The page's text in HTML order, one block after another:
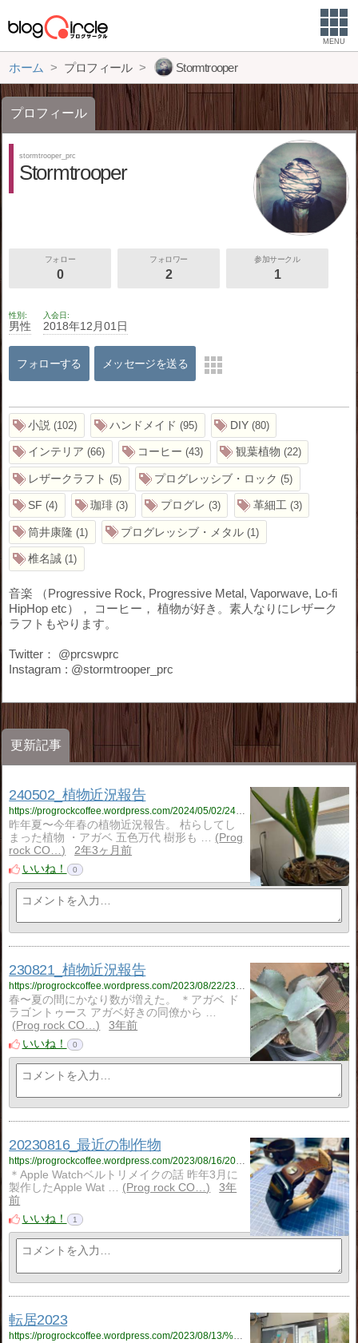
MENU
ホーム プロフィール Stormtrooper
プロフィール
stormtrooper_prc
Stormtrooper
フォロー
0
フォロワー
2
参加サークル
1
性別
男性
入会日
2018年12月01日
フォローする メッセージを送る
小説 102 ハンドメイド 95 DIY 80
インテリア 66 コーヒー 43 観葉植物 22
レザークラフト 5 プログレッシブ・ロック 5
SF 4 珈琲 3 プログレ 3 革細工 3
筒井康隆 1 プログレッシブ・メタル 1
椎名誠 1
音楽 （Progressive Rock, Progressive Metal, Vaporwave, Lo-fi
HipHop etc）， コーヒー， 植物が好き。素人なりにレザーク
ラフトもやります。
Twitter： @prcswprc
Instagram : @stormtrooper_prc
更新記事
240502_植物近況報告
https://progrockcoffee.wordpress.com/2024/05/02/240502_%e6%a4%8d%e7%89%a9%e8%bf%91%e6%b3%81%e5%a0%b1%e5%91%8a/
昨年夏〜今年春の植物近況報告。 枯らしてし
まった植物 ・アガベ 五色万代 樹形も …
Prog
rock CO…
2年3ヶ月前
いいね！
0
230821_植物近況報告
https://progrockcoffee.wordpress.com/2023/08/22/230821_%e6%a4%8d%e7%89%a9%e8%bf%91%e6%b3%81%e5%a0%b1%e5%91%8a/
春〜夏の間にかなり数が増えた。 ＊アガベ ド
ラゴントゥース アガベ好きの同僚から …
Prog rock CO…
3年前
いいね！
0
20230816_最近の制作物
https://progrockcoffee.wordpress.com/2023/08/16/20230816_%e6%9c%80%e8%bf%91%e3%81%ae%e5%88%b6%e4%bd%9c%e7%89%a9/
＊Apple Watchベルトリメイクの話 昨年3月に
製作したApple Wat …
Prog rock CO…
3年
前
いいね！
1
転居2023
https://progrockcoffee.wordpress.com/2023/08/13/%e8%bb%a2%e5%b1%852023/